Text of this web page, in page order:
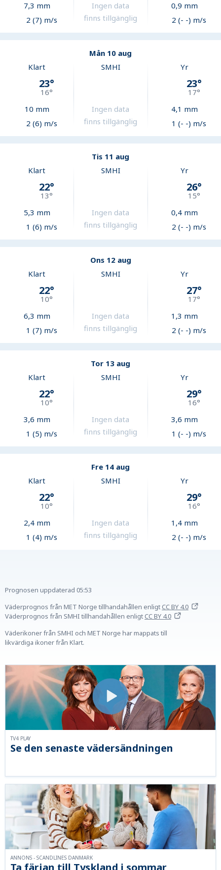
7,3 mm
2 (7) m/s
Ingen data
finns tillgänglig
0,9 mm
2 (- -) m/s
Mån 10 aug
Klart
23°
16°
10 mm
2 (6) m/s
SMHI
Ingen data
finns tillgänglig
Yr
23°
17°
4,1 mm
1 (- -) m/s
Tis 11 aug
Klart
22°
13°
5,3 mm
1 (6) m/s
SMHI
Ingen data
finns tillgänglig
Yr
26°
15°
0,4mm
2 (- -) m/s
Ons 12 aug
Klart
22°
10°
6,3 mm
1 (7) m/s
SMHI
Ingen data
finns tillgänglig
Yr
27°
17°
1,3 mm
2 (- -) m/s
Tor 13 aug
Klart
22°
10°
3,6 mm
1 (5) m/s
SMHI
Ingen data
finns tillgänglig
Yr
29°
16°
3,6 mm
1 (- -) m/s
Fre 14 aug
Klart
22°
10°
2,4mm
1 (4) m/s
SMHI
Ingen data
finns tillgänglig
Yr
29°
16°
1,4mm
2 (- -) m/s
Prognosen uppdaterad 05:53
Väderprognos från MET Norge tillhandahållen enligtCC BY 4.0
Väderprognos från SMHI tillhandahållen enligtCC BY 4.0
Väderikoner från SMHI och MET Norge har mappats till
likvärdiga ikoner från Klart.
Se den senaste vädersändningen
TV4 PLAY
ANNONS - SCANDLINES DANMARK